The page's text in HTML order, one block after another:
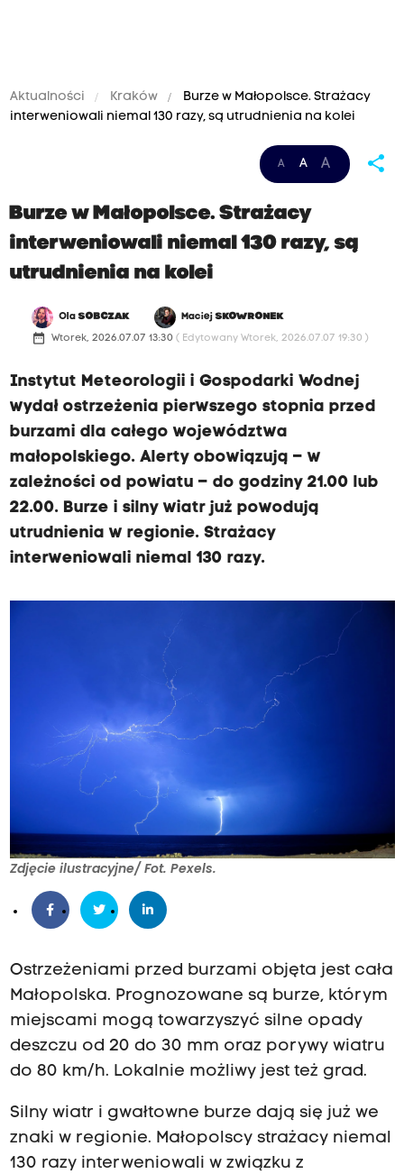
Aktualności Kraków
Burze w Małopolsce. Strażacy
interweniowali niemal 130 razy, są utrudnienia na kolei
A A A share
Burze w Małopolsce. Strażacy
interweniowali niemal 130 razy, są
utrudnienia na kolei
OlaSOBCZAK MaciejSKOWRONEK
date_range Wtorek, 2026.07.07 13:30 ( Edytowany Wtorek, 2026.07.07 19:30 )
Instytut Meteorologii i Gospodarki Wodnej
wydał ostrzeżenia pierwszego stopnia przed
burzami dla całego województwa
małopolskiego. Alerty obowiązują – w
zależności od powiatu – do godziny 21.00 lub
22.00. Burze i silny wiatr już powodują
utrudnienia w regionie. Strażacy
interweniowali niemal 130 razy.
Zdjęcie ilustracyjne/ Fot. Pexels.
Ostrzeżeniami przed burzami objęta jest cała
Małopolska. Prognozowane są burze, którym
miejscami mogą towarzyszyć silne opady
deszczu od 20 do 30 mm oraz porywy wiatru
do 80 km/h. Lokalnie możliwy jest też grad.
Silny wiatr i gwałtowne burze dają się już we
znaki w regionie. Małopolscy strażacy niemal
130 razy interweniowali w związku z